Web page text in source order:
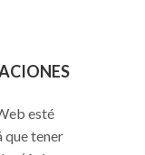
esté
que tener